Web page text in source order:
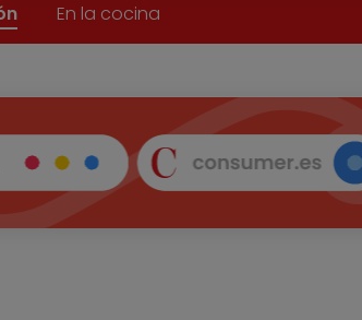
En la cocina